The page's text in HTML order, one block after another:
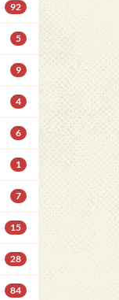
92
5
9
4
6
1
7
15
28
84